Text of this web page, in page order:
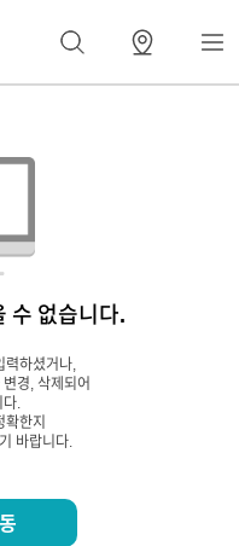
수 없습니다.
력하셨거나,
경, 삭제되어
.
확한지
바랍니다.